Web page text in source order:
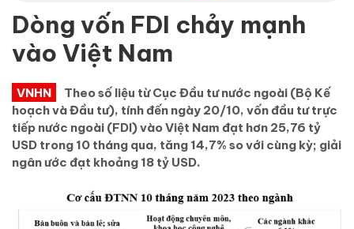
Dòng vốn FDI chảy mạnh
vào Việt Nam
VNHN
Theo số liệu từ Cục Đầu tư nước ngoài (Bộ Kế
hoạch và Đầu tư), tính đến ngày 20/10, vốn đầu tư trực
tiếp nước ngoài (FDI) vào Việt Nam đạt hơn 25,76 tỷ
USD trong 10 tháng qua, tăng 14,7% so với cùng kỳ; giải
ngân ước đạt khoảng 18 tỷ USD.